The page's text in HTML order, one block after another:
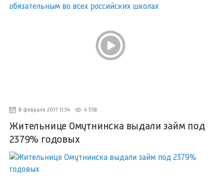
8 февраля 2017 11:54 4 358
Жительнице Омутнинска выдали займ под
2379% годовых